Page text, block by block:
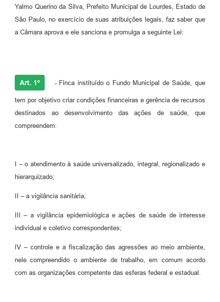
Diário Oficial
Junta Militar
PPA
Nota Fiscal Eletrônica
Yalmo Querino da Silva, Prefeito Municipal de Lourdes, Estado de
São Paulo, no exercício de suas atribuições legais, faz saber que
a Câmara aprova e ele sanciona e promulga a seguinte Lei:
Art. 1º - Finca instituído o Fundo Municipal de Saúde, que
tem por objetivo criar condições financeiras e gerência de recursos
destinados ao desenvolvimento das ações de saúde, que
compreendem:
I – o atendimento à saúde universalizado, integral, regionalizado e
hierarquizado;
II – a vigilância sanitária;
III – a vigilância epidemiológica e ações de saúde de interesse
individual e coletivo correspondentes;
IV – controle e a fiscalização das agressões ao meio ambiente,
nele compreendido o ambiente de trabalho, em comum acordo
com as organizações competente das esferas federal e estadual.